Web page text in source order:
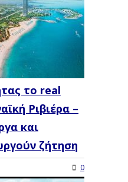
το real
Ριβιέρα –
και
ζήτηση
0